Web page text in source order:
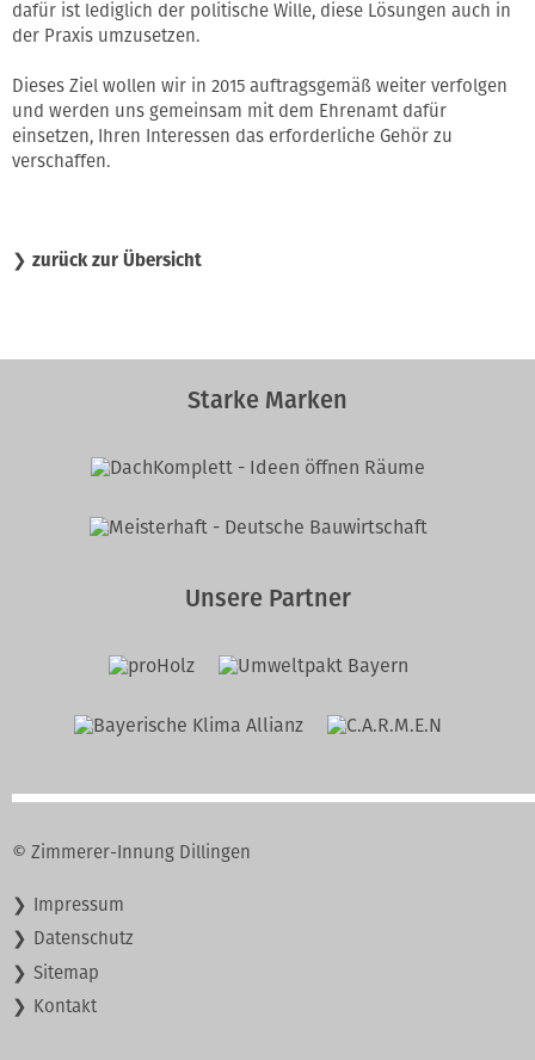
dafür ist lediglich der politische Wille, diese Lösungen auch in
der Praxis umzusetzen.
Dieses Ziel wollen wir in 2015 auftragsgemäß weiter verfolgen
und werden uns gemeinsam mit dem Ehrenamt dafür
einsetzen, Ihren Interessen das erforderliche Gehör zu
verschaffen.
❯ zurück zur Übersicht
Starke Marken
Unsere Partner
© Zimmerer-Innung Dillingen
Navigation
überspringen
Impressum
Datenschutz
Sitemap
Kontakt